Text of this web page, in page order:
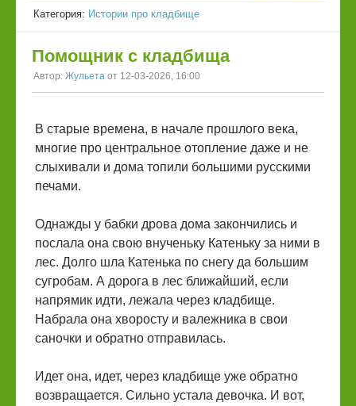
Категория: Истории про кладбище
Помощник с кладбища
Автор: Жульета от 12-03-2026, 16:00
В старые времена, в начале прошлого века,
многие про центральное отопление даже и не
слыхивали и дома топили большими русскими
печами.
Однажды у бабки дрова дома закончились и
послала она свою внученьку Катеньку за ними в
лес. Долго шла Катенька по снегу да большим
сугробам. А дорога в лес ближайший, если
напрямик идти, лежала через кладбище.
Набрала она хворосту и валежника в свои
саночки и обратно отправилась.
Идет она, идет, через кладбище уже обратно
возвращается. Сильно устала девочка. И вот,